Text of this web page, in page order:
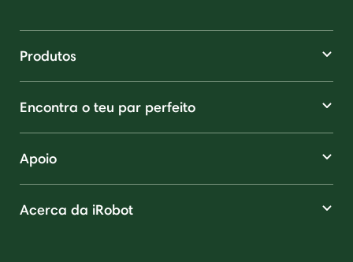
Produtos
Encontra o teu par perfeito
Apoio
Acerca da iRobot